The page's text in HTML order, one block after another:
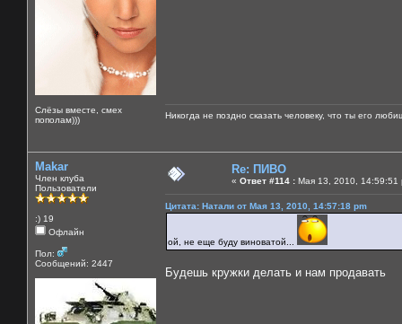
Слёзы вместе, смех
пополам)))
Никогда не поздно сказать человеку, что ты его
Makar
Член клуба
Пользователи
:) 19
Офлайн
Пол:
Сообщений: 2447
Re: ПИВО
« Ответ #114 : Мая 13, 2010, 14:59:51
Цитата: Натали от Мая 13, 2010, 14:57:18 pm
ой, не еще буду виноватой...
Будешь кружки делать и нам продавать